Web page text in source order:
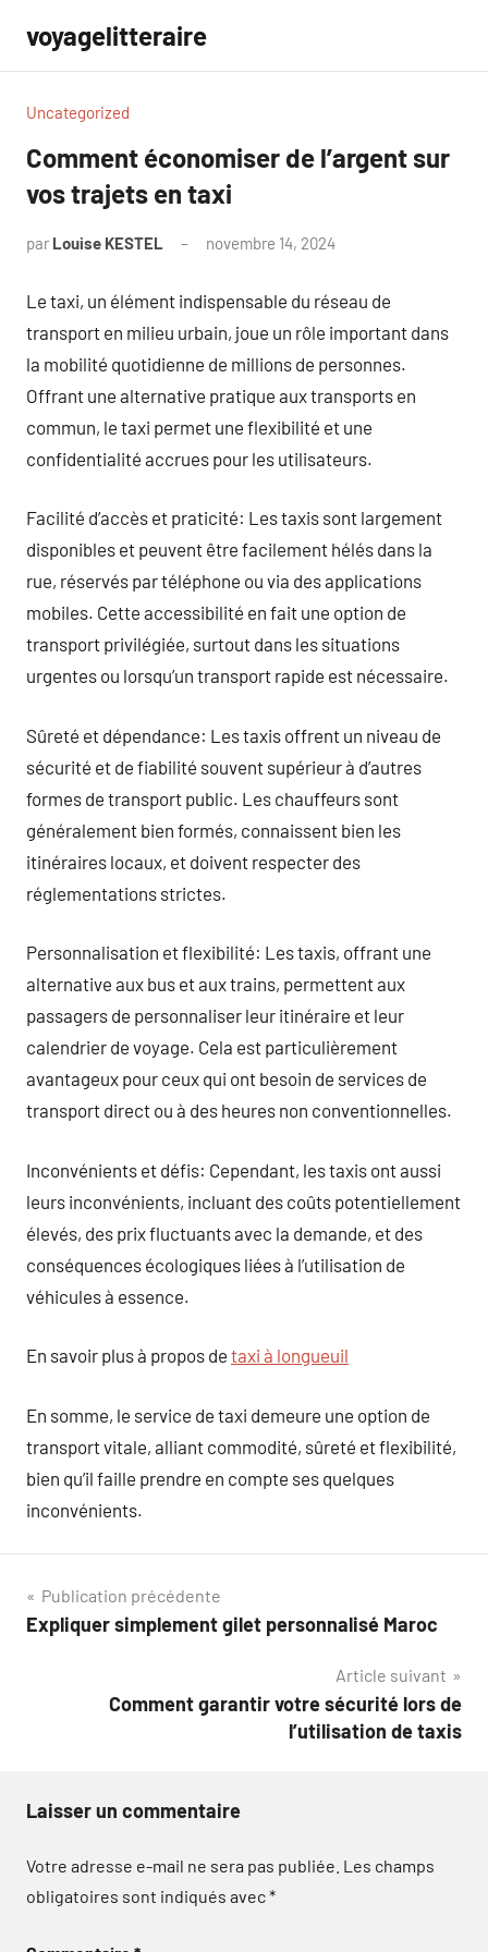
contenu
voyagelitteraire
Uncategorized
Comment économiser de l’argent sur
vos trajets en taxi
par Louise KESTEL novembre 14, 2024
Le taxi, un élément indispensable du réseau de
transport en milieu urbain, joue un rôle important dans
la mobilité quotidienne de millions de personnes.
Offrant une alternative pratique aux transports en
commun, le taxi permet une flexibilité et une
confidentialité accrues pour les utilisateurs.
Facilité d’accès et praticité: Les taxis sont largement
disponibles et peuvent être facilement hélés dans la
rue, réservés par téléphone ou via des applications
mobiles. Cette accessibilité en fait une option de
transport privilégiée, surtout dans les situations
urgentes ou lorsqu’un transport rapide est nécessaire.
Sûreté et dépendance: Les taxis offrent un niveau de
sécurité et de fiabilité souvent supérieur à d’autres
formes de transport public. Les chauffeurs sont
généralement bien formés, connaissent bien les
itinéraires locaux, et doivent respecter des
réglementations strictes.
Personnalisation et flexibilité: Les taxis, offrant une
alternative aux bus et aux trains, permettent aux
passagers de personnaliser leur itinéraire et leur
calendrier de voyage. Cela est particulièrement
avantageux pour ceux qui ont besoin de services de
transport direct ou à des heures non conventionnelles.
Inconvénients et défis: Cependant, les taxis ont aussi
leurs inconvénients, incluant des coûts potentiellement
élevés, des prix fluctuants avec la demande, et des
conséquences écologiques liées à l’utilisation de
véhicules à essence.
En savoir plus à propos de taxi à longueuil
En somme, le service de taxi demeure une option de
transport vitale, alliant commodité, sûreté et flexibilité,
bien qu’il faille prendre en compte ses quelques
inconvénients.
Navigation
de
Publication précédente
Expliquer simplement gilet personnalisé Maroc
Article suivant
Comment garantir votre sécurité lors de
l’utilisation de taxis
Laisser un commentaire
Votre adresse e-mail ne sera pas publiée. Les champs
obligatoires sont indiqués avec*